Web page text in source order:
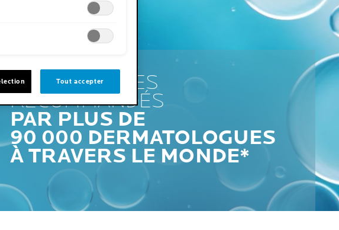
NOUS SOMMES
RECOMMANDÉS
PAR PLUS DE
90 000 DERMATOLOGUES
À TRAVERS LE MONDE*
Tout accepter